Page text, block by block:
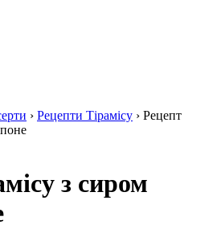
› Рецепти Тірамісу › Рецепт
з сиром